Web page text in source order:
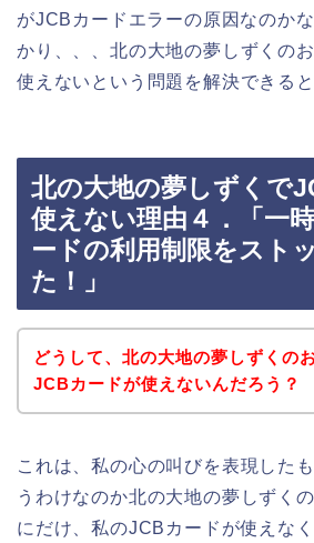
がJCBカードエラーの原因なのか
かり、、、北の大地の夢しずくの
使えないという問題を解決できると
北の大地の夢しずくで
使えない理由４．「一
ードの利用制限をスト
た！」
どうして、北の大地の夢しずくの
JCBカードが使えないんだろう？
これは、私の心の叫びを表現した
うわけなのか北の大地の夢しずく
にだけ、私のJCBカードが使えな